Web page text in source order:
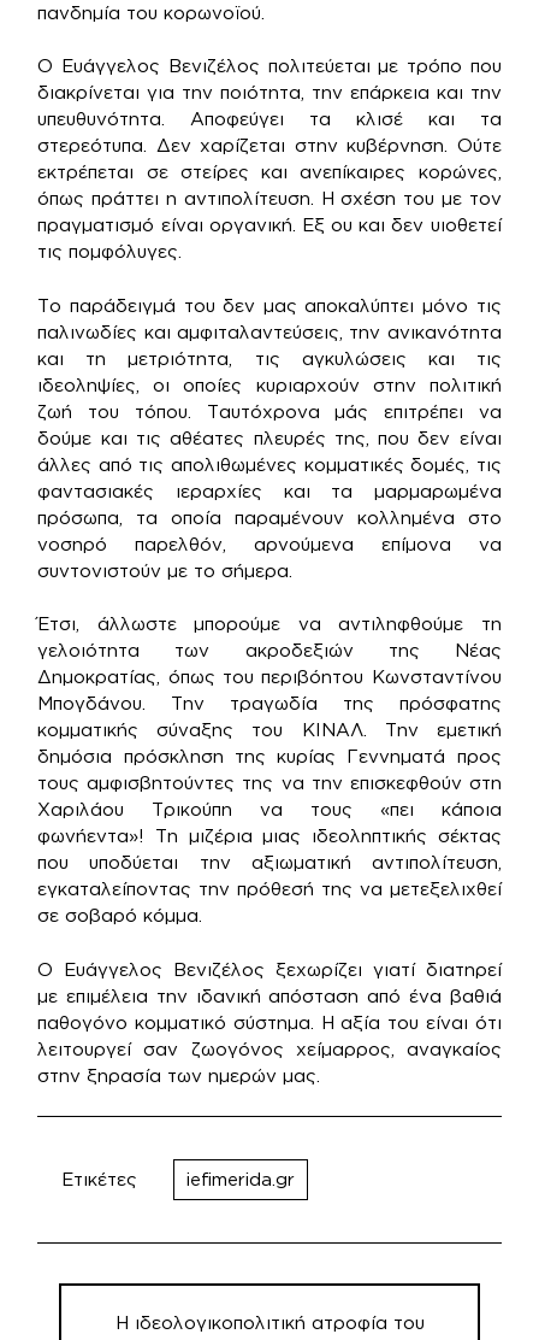
πανδημία του κορωνοϊού.
Ο Ευάγγελος Βενιζέλος πολιτεύεται με τρόπο που
διακρίνεται για την ποιότητα, την επάρκεια και την
υπευθυνότητα. Αποφεύγει τα κλισέ και τα
στερεότυπα. Δεν χαρίζεται στην κυβέρνηση. Ούτε
εκτρέπεται σε στείρες και ανεπίκαιρες κορώνες,
όπως πράττει η αντιπολίτευση. Η σχέση του με τον
πραγματισμό είναι οργανική. Εξ ου και δεν υιοθετεί
τις πομφόλυγες.
Το παράδειγμά του δεν μας αποκαλύπτει μόνο τις
παλινωδίες και αμφιταλαντεύσεις, την ανικανότητα
και τη μετριότητα, τις αγκυλώσεις και τις
ιδεοληψίες, οι οποίες κυριαρχούν στην πολιτική
ζωή του τόπου. Ταυτόχρονα μάς επιτρέπει να
δούμε και τις αθέατες πλευρές της, που δεν είναι
άλλες από τις απολιθωμένες κομματικές δομές, τις
φαντασιακές ιεραρχίες και τα μαρμαρωμένα
πρόσωπα, τα οποία παραμένουν κολλημένα στο
νοσηρό παρελθόν, αρνούμενα επίμονα να
συντονιστούν με το σήμερα.
Έτσι, άλλωστε μπορούμε να αντιληφθούμε τη
γελοιότητα των ακροδεξιών της Νέας
Δημοκρατίας, όπως του περιβόητου Κωνσταντίνου
Μπογδάνου. Την τραγωδία της πρόσφατης
κομματικής σύναξης του ΚΙΝΑΛ. Την εμετική
δημόσια πρόσκληση της κυρίας Γεννηματά προς
τους αμφισβητούντες της να την επισκεφθούν στη
Χαριλάου Τρικούπη να τους «πει κάποια
φωνήεντα»! Τη μιζέρια μιας ιδεοληπτικής σέκτας
που υποδύεται την αξιωματική αντιπολίτευση,
εγκαταλείποντας την πρόθεσή της να μετεξελιχθεί
σε σοβαρό κόμμα.
Ο Ευάγγελος Βενιζέλος ξεχωρίζει γιατί διατηρεί
με επιμέλεια την ιδανική απόσταση από ένα βαθιά
παθογόνο κομματικό σύστημα. Η αξία του είναι ότι
λειτουργεί σαν ζωογόνος χείμαρρος, αναγκαίος
στην ξηρασία των ημερών μας.
Ετικέτες iefimerida.gr
Πλοήγηση
άρθρωνΗ ιδεολογικοπολιτική ατροφία του